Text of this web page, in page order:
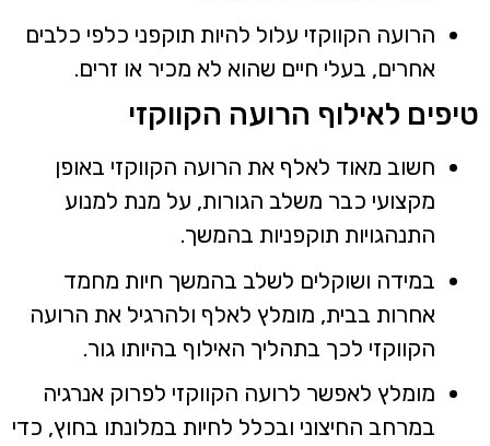
הרועה הקווקזי עלול להיות תוקפני כלפי כלבים
אחרים, בעלי חיים שהוא לא מכיר או זרים.
לאילוף הרועה הקווקזי
חשוב מאוד לאלף את הרועה הקווקזי באופן
מקצועי כבר משלב הגורות, על מנת למנוע
התנהגויות תוקפניות בהמשך.
במידה ושוקלים לשלב בהמשך חיות מחמד
אחרות בבית, מומלץ לאלף ולהרגיל את הרועה
הקווקזי לכך בתהליך האילוף בהיותו גור.
מומלץ לאפשר לרועה הקווקזי לפרוק אנרגיה
במרחב החיצוני ובכלל לחיות במלונתו בחוץ, כדי